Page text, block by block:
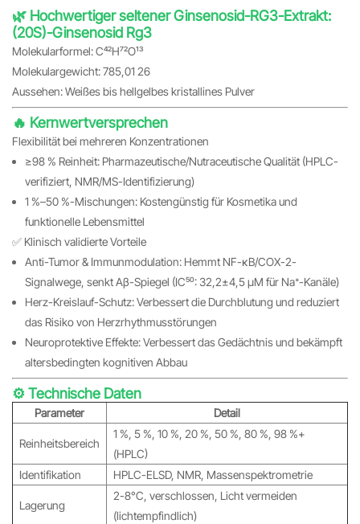
🌿 Hochwertiger seltener Ginsenosid-RG3-Extrakt:
(20S)-Ginsenosid Rg3
Molekularformel: C₄₂H₇₂O₁₃
Molekulargewicht: 785,01 26
Aussehen: Weißes bis hellgelbes kristallines Pulver
🔥 Kernwertversprechen
Flexibilität bei mehreren Konzentrationen
≥98 % Reinheit: Pharmazeutische/Nutraceutische Qualität (HPLC-
verifiziert, NMR/MS-Identifizierung)
1 %–50 %-Mischungen: Kostengünstig für Kosmetika und
funktionelle Lebensmittel
✅ Klinisch validierte Vorteile
Anti-Tumor & Immunmodulation: Hemmt NF-κB/COX-2-
Signalwege, senkt Aβ-Spiegel (IC₅₀: 32,2±4,5 μM für Na⁺-Kanäle)
Herz-Kreislauf-Schutz: Verbessert die Durchblutung und reduziert
das Risiko von Herzrhythmusstörungen
Neuroprotektive Effekte: Verbessert das Gedächtnis und bekämpft
altersbedingten kognitiven Abbau
⚙️ Technische Daten
Parameter Detail
Reinheitsbereich
1 %, 5 %, 10 %, 20 %, 50 %, 80 %, 98 %+
(HPLC)
Identifikation
HPLC-ELSD, NMR, Massenspektrometrie
Lagerung
2-8°C, verschlossen, Licht vermeiden
(lichtempfindlich)